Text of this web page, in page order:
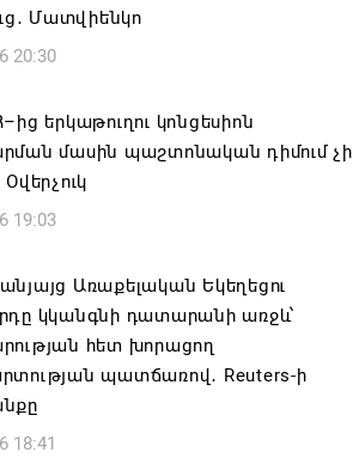
Մատվիենկո
20:30
երկաթուղու կոնցեսիոն
մասին պաշտոնական դիմում չի
19:03
Առաքելական Եկեղեցու
կկանգնի դատարանի առջև՝
հետ խորացող
պատճառով․ Reuters-ի
18:41